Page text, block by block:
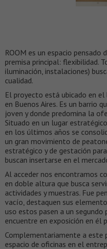
ROOM es un espacio pensado
premisa principal: flexibilidad.
iluminación, instalaciones)
cualidad.
El proyecto está ubicado en
en Buenos Aires. Es un barrio
joven y donde predomina la
Situado en un lugar
en los últimos años se
un gran movimiento de
estratégico y de gestación
buscan insertarse en el
Al acceder nos encontramos
en doble altura que busca
actividades y muestras. Fue
vacío, destaquen sus
uso estos pasen a un segundo
encuentre en exposición en él
Complementariamente a este
espacio de oficinas en el